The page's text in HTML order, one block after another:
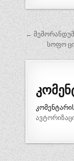
←
სოფო